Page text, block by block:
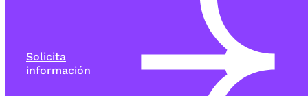
Solicita
información